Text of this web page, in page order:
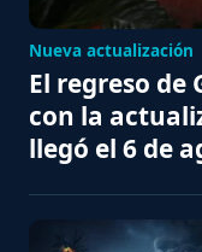
Nueva actualización
El regreso de
con la
llegó el 6 de